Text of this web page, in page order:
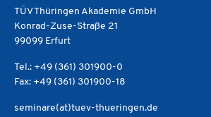
TÜV Thüringen Akademie GmbH
Konrad-Zuse-Straße 21
99099 Erfurt
Tel.: +49 (361) 301900-0
Fax: +49 (361) 301900-18
seminare(at)tuev-thueringen.de